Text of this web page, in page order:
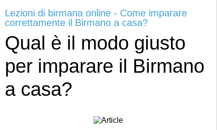
Lezioni di birmana online - Come imparare
correttamente il Birmano a casa?
Qual è il modo giusto
per imparare il Birmano
a casa?